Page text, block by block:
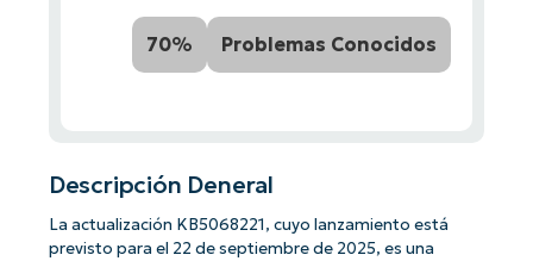
70% Problemas Conocidos
Descripción Deneral
La actualización KB5068221, cuyo lanzamiento está
previsto para el 22 de septiembre de 2025, es una